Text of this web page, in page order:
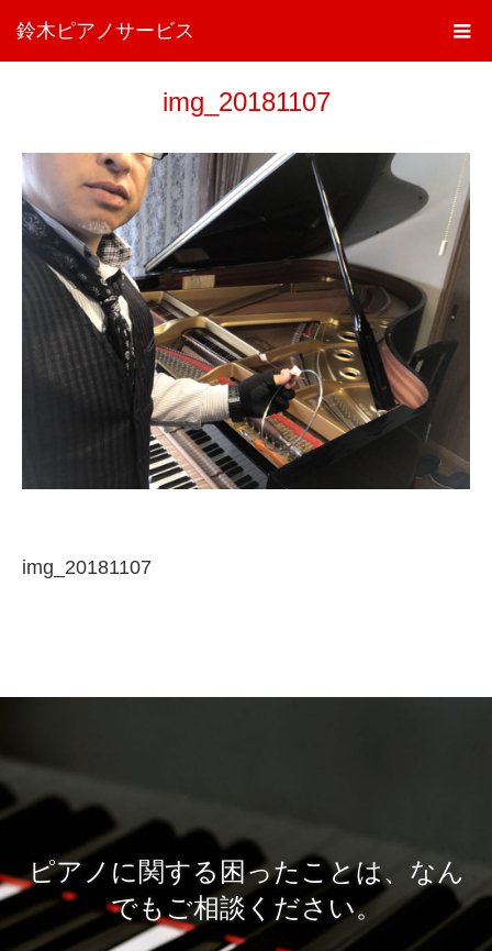
鈴木ピアノサービス
img_20181107
img_20181107
ピアノに関する困ったことは、なん
でもご相談ください。